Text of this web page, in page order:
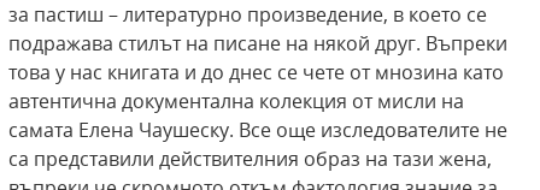
за пастиш – литературно произведение, в което се
подражава стилът на писане на някой друг. Въпреки
това у нас книгата и до днес се чете от мнозина като
автентична документална колекция от мисли на
самата Елена Чаушеску. Все още изследователите не
са представили действителния образ на тази жена,